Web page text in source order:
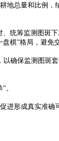
地总量和比例
统筹监测图斑
棋”格局，避免
确保监测图斑
。
形成真实准确